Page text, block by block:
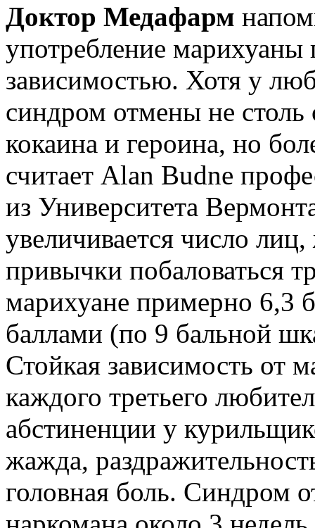
Доктор Медафарм
употребление марихуаны
зависимостью. Хотя у
синдром отмены не столь
кокаина и героина, но
считает Alan Budne
из Университета
увеличивается число
привычки побаловаться
марихуане примерно 6,3
баллами (по 9 бальной
Стойкая зависимость от
каждого третьего
абстиненции у
жажда,
головная боль. Синдром